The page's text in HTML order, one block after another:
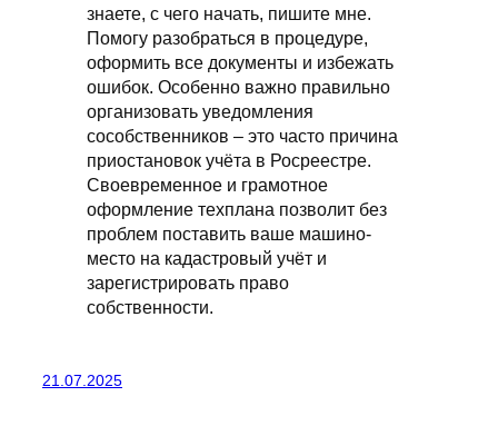
знаете, с чего начать, пишите мне.
Помогу разобраться в процедуре,
оформить все документы и избежать
ошибок. Особенно важно правильно
организовать уведомления
сособственников – это часто причина
приостановок учёта в Росреестре.
Своевременное и грамотное
оформление техплана позволит без
проблем поставить ваше машино-
место на кадастровый учёт и
зарегистрировать право
собственности.
21.07.2025